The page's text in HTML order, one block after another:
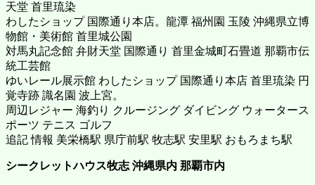
天堂 首里琉染
わしたショップ 国際通り本店。龍潭 福州園 玉陵 沖縄県立博
物館・美術館 首里城公園
対馬丸記念館 弁財天堂 国際通り 首里金城町石畳道 那覇市伝
統工芸館
ゆいレール展示館 わしたショップ 国際通り本店 首里琉染 円
覚寺跡 識名園 波上宮。
周辺レジャー 海釣り クルージング ダイビング ウォータース
ポーツ テニス ゴルフ
追記 情報 美栄橋駅 県庁前駅 牧志駅 安里駅 おもろまち駅
シークレットハウス牧志 沖縄県内 那覇市内